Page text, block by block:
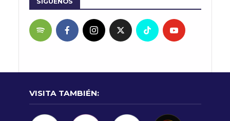
VISITA TAMBIÉN: